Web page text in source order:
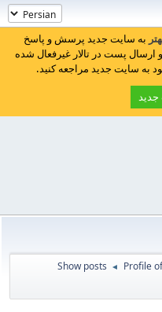
به سایت جدید پرسش و پاسخ
ارسال پست در تالار غیرفعال شده
سایت جدید مراجعه کنید.
جدید
Profile
◄
Show posts